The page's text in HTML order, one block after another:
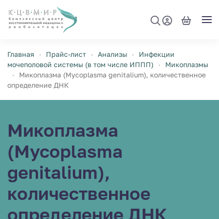
Перейти к содержимому
Главная Прайс-лист Анализы
Инфекции
мочеполовой системы (в том числе ИППП)
Микоплазмы
Микоплазма (Mycoplasma genitalium), количественное
определение ДНК
Микоплазма
(Mycoplasma
genitalium),
количественное
определение ДНК